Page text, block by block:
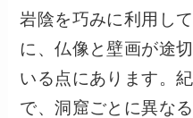
岩陰を巧みに利用し
に、仏像と壁画が途
いる点にあります。
で、洞窟ごとに異な